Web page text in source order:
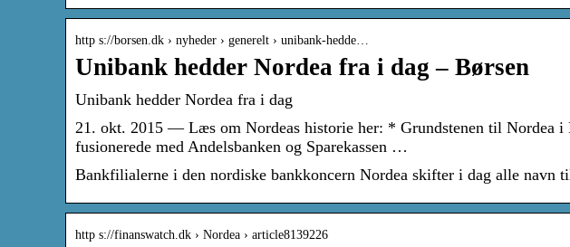
http s://borsen.dk › nyheder › generelt › unibank-hedde…
Unibank hedder Nordea fra i dag – Børsen
Unibank hedder Nordea fra i dag
21. okt. 2015 — Læs om Nordeas historie her: * Grundstenen til Nordea i
fusionerede med Andelsbanken og Sparekassen …
Bankfilialerne i den nordiske bankkoncern Nordea skifter i dag alle navn
http s://finanswatch.dk › Nordea › article8139226